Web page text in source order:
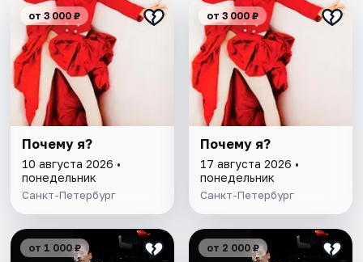
от 3 000 ₽
Почему я?
10 августа 2026 •
понедельник
Санкт-Петербург
от 3 000 ₽
Почему я?
17 августа 2026 •
понедельник
Санкт-Петербург
от 1 000 ₽ от 2 000 ₽